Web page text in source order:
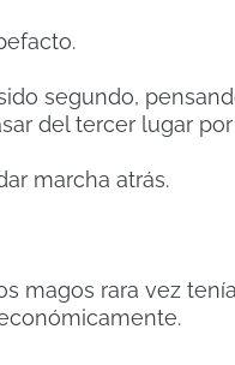
segundo,
del tercer lugar
marcha atrás.
magos rara vez